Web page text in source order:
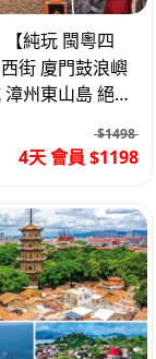
街 廈門鼓浪嶼
州東山島 絕無
$1498
4天 會員 $1198